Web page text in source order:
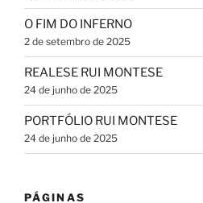
O FIM DO INFERNO
2 de setembro de 2025
REALESE RUI MONTESE
24 de junho de 2025
PORTFÓLIO RUI MONTESE
24 de junho de 2025
PÁGINAS